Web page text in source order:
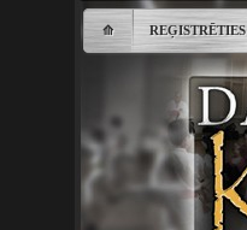
⟰ REĢISTRĒTIES